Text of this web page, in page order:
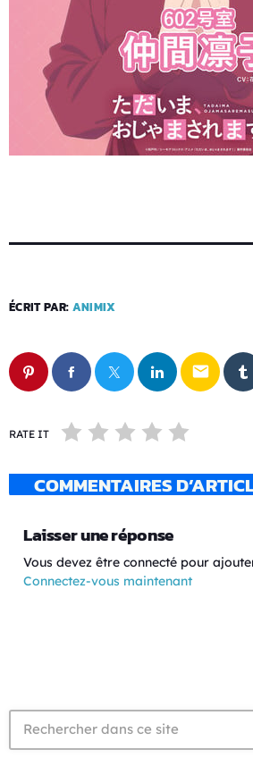
ÉCRIT PAR: ANIMIX
email
RATE IT
COMMENTAIRES
Laisser une réponse
Vous devez être connecté pour
Connectez-vous maintenant